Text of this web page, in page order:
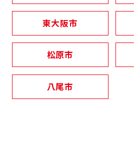
東大阪市
松原市
八尾市